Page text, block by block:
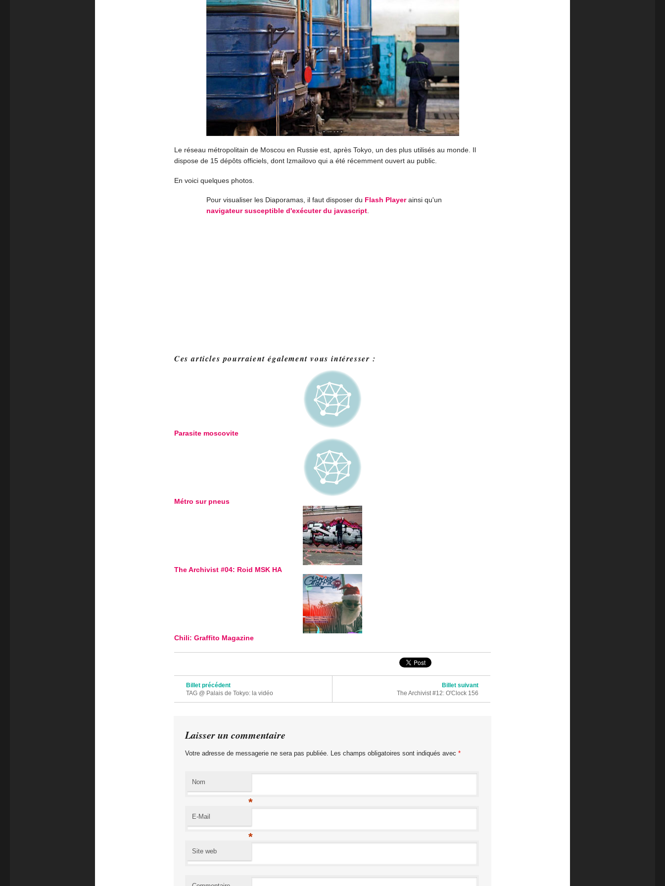
Le réseau métropolitain de Moscou en Russie est, après Tokyo, un des plus utilisés au monde. Il
dispose de 15 dépôts officiels, dont Izmailovo qui a été récemment ouvert au public.
En voici quelques photos.
Pour visualiser les Diaporamas, il faut disposer du Flash Playerainsi qu'un
navigateur susceptible d'exécuter du javascript.
Ces articles pourraient également vous intéresser :
Parasite moscovite
Métro sur pneus
The Archivist #04: Roid MSK HA
Chili: Graffito Magazine
Billet précédent
TAG @ Palais de Tokyo: la vidéo
Billet suivant
The Archivist #12: O'Clock 156
Laisser un commentaire
Votre adresse de messagerie ne sera pas publiée. Les champs obligatoires sont indiqués avec *
Nom
*
E-Mail
*
Site web